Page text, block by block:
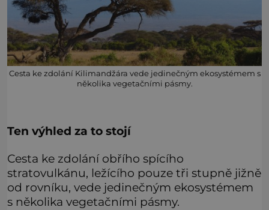
Cesta ke zdolání Kilimandžára vede jedinečným ekosystémem s
několika vegetačními pásmy.
Ten výhled za to stojí
Cesta ke zdolání obřího spícího
stratovulkánu, ležícího pouze tři stupně jižně
od rovníku, vede jedinečným ekosystémem
s několika vegetačními pásmy.